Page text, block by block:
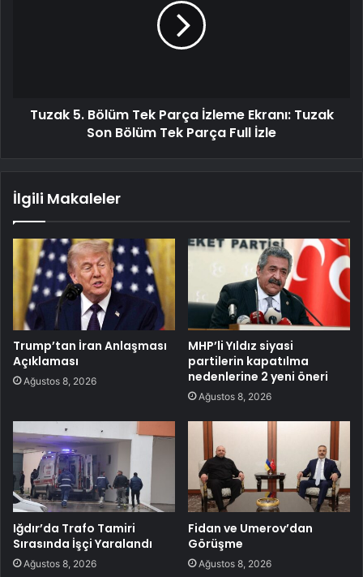
Tuzak 5. Bölüm Tek Parça İzleme Ekranı: Tuzak
Son Bölüm Tek Parça Full İzle
İlgili Makaleler
Trump’tan İran Anlaşması
Açıklaması
Ağustos 8, 2026
MHP’li Yıldız siyasi
partilerin kapatılma
nedenlerine 2 yeni öneri
Ağustos 8, 2026
Iğdır’da Trafo Tamiri
Sırasında İşçi Yaralandı
Ağustos 8, 2026
Fidan ve Umerov’dan
Görüşme
Ağustos 8, 2026